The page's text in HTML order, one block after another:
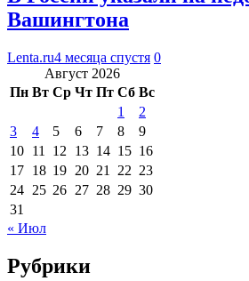
Вашингтона
Lenta.ru4 месяца спустя 0
Август 2026
Пн Вт Ср Чт Пт Сб Вс
1
2
3
4 5 6 7 8
9
10 11 12 13 14 15 16
17 18 19 20 21 22 23
24 25 26 27 28 29 30
31
« Июл
Рубрики